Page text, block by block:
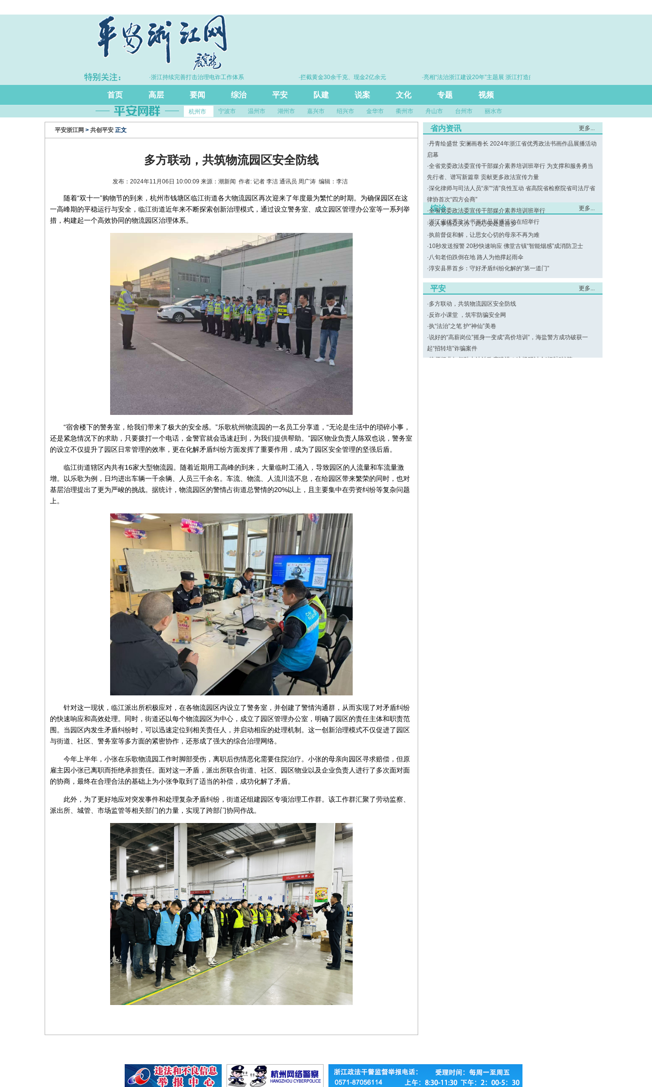
·浙江持续完善打击治理电诈工作体系 ·拦截黄金30余千克、现金2亿余元
·亮相“法治浙江建设20年”主题展 浙江打造的这把“标
首页 高层 要闻 综治 平安 队建 说案 文化 专题 视频
杭州市 宁波市 温州市 湖州市 嘉兴市 绍兴市 金华市 衢州市 舟山市 台州市 丽水市
平安浙江网 > 共创平安 正文
多方联动，共筑物流园区安全防线
发布：2024年11月06日 10:00:09 来源：潮新闻 作者: 记者 李洁 通讯员 周广涛 编辑：李洁
随着“双十一”购物节的到来，杭州市钱塘区临江街道各大物流园区再次迎来了年度最为繁忙的时期。为确保园区在这
一高峰期的平稳运行与安全，临江街道近年来不断探索创新治理模式，通过设立警务室、成立园区管理办公室等一系列举
措，构建起一个高效协同的物流园区治理体系。
“宿舍楼下的警务室，给我们带来了极大的安全感。”乐歌杭州物流园的一名员工分享道，“无论是生活中的琐碎小事，
还是紧急情况下的求助，只要拨打一个电话，金警官就会迅速赶到，为我们提供帮助。”园区物业负责人陈双也说，警务室
的设立不仅提升了园区日常管理的效率，更在化解矛盾纠纷方面发挥了重要作用，成为了园区安全管理的坚强后盾。
临江街道辖区内共有16家大型物流园。随着近期用工高峰的到来，大量临时工涌入，导致园区的人流量和车流量激
增。以乐歌为例，日均进出车辆一千余辆、人员三千余名。车流、物流、人流川流不息，在给园区带来繁荣的同时，也对
基层治理提出了更为严峻的挑战。据统计，物流园区的警情占街道总警情的20%以上，且主要集中在劳资纠纷等复杂问题
上。
针对这一现状，临江派出所积极应对，在各物流园区内设立了警务室，并创建了警情沟通群，从而实现了对矛盾纠纷
的快速响应和高效处理。同时，街道还以每个物流园区为中心，成立了园区管理办公室，明确了园区的责任主体和职责范
围。当园区内发生矛盾纠纷时，可以迅速定位到相关责任人，并启动相应的处理机制。这一创新治理模式不仅促进了园区
与街道、社区、警务室等多方面的紧密协作，还形成了强大的综合治理网络。
今年上半年，小张在乐歌物流园工作时脚部受伤，离职后伤情恶化需要住院治疗。小张的母亲向园区寻求赔偿，但原
雇主因小张已离职而拒绝承担责任。面对这一矛盾，派出所联合街道、社区、园区物业以及企业负责人进行了多次面对面
的协商，最终在合理合法的基础上为小张争取到了适当的补偿，成功化解了矛盾。
此外，为了更好地应对突发事件和处理复杂矛盾纠纷，街道还组建园区专项治理工作群。该工作群汇聚了劳动监察、
派出所、城管、市场监管等相关部门的力量，实现了跨部门协同作战。
省内资讯 更多...
·丹青绘盛世 安澜画卷长 2024年浙江省优秀政法书画作品展播活动
启幕
·全省党委政法委宣传干部媒介素养培训班举行 为支撑和服务勇当
先行者、谱写新篇章 贡献更多政法宣传力量
·深化律师与司法人员“亲”“清”良性互动 省高院省检察院省司法厅省
律协首次“四方会商”
·全省党委政法委宣传干部媒介素养培训班举行
·浙江省优秀政法书画作品展播活动在绍举行
综治 更多...
·众人事情众人办，此心安处是吾乡
·执前督促和解，让思女心切的母亲不再为难
·10秒发送报警 20秒快速响应 佛堂古镇“智能烟感”成消防卫士
·八旬老伯跌倒在地 路人为他撑起雨伞
·淳安县界首乡：守好矛盾纠纷化解的“第一道门”
平安 更多...
·多方联动，共筑物流园区安全防线
·反诈小课堂 ，筑牢防骗安全网
·执“法治”之笔 护“神仙”美卷
·说好的“高薪岗位”摇身一变成“高价培训”，海盐警方成功破获一
起“招转培”诈骗案件
·律师行业如何助力法治政府建设？这场研讨会“把脉”献策